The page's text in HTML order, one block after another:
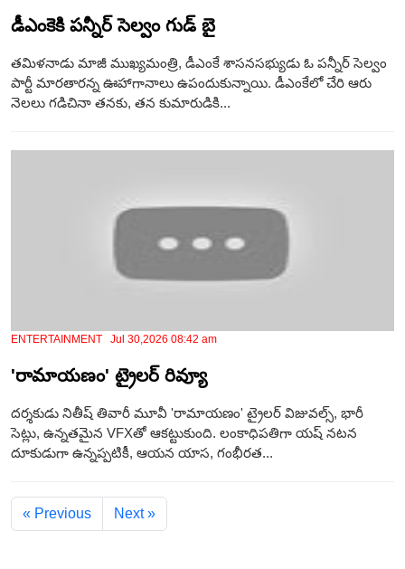
డీఎంకెకి పన్నీర్ సెల్వం గుడ్ బై
తమిళనాడు మాజీ ముఖ్యమంత్రి, డీఎంకే శాసనసభ్యుడు ఓ పన్నీర్ సెల్వం
పార్టీ మారతారన్న ఊహాగానాలు ఉపందుకున్నాయి. డీఎంకేలో చేరి ఆరు
నెలలు గడిచినా తనకు, తన కుమారుడికి...
ENTERTAINMENT Jul 30,2026 08:42 am
'రామాయణం' ట్రైలర్ రివ్యూ
ద‌ర్శ‌కుడు నితీష్ తివారీ మూవీ 'రామాయణం' ట్రైలర్ విజువల్స్, భారీ
సెట్లు, ఉన్నతమైన VFXతో ఆకట్టుకుంది. లంకాధిపతిగా యష్ నటన
దూకుడుగా ఉన్నప్పటికీ, ఆయన యాస, గంభీరత...
« Previous Next »